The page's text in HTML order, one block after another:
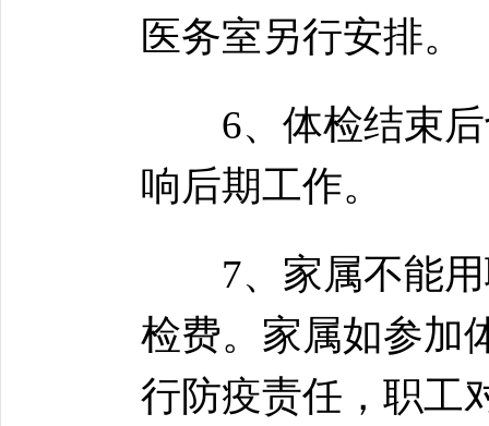
医务室另行安排。
6、体检结束后
响后期工作。
7、家属不能用
检费。家属如参加
行防疫责任，职工